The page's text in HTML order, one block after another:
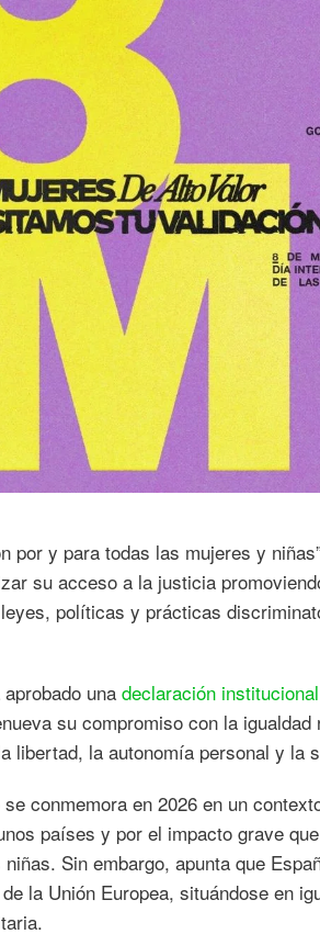
por y para todas las mujeres y
su acceso a la justicia
políticas y prácticas
unadeclaración institucional
su compromiso con la
libertad, la autonomía personal y la
conmemora en 2026 en un
países y por el impacto grave
Sin embargo, apunta que
la Unión Europea, situándose en